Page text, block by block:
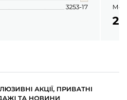
3253-17
АКЦІЇ, ПРИВАТНІ
ТА НОВИНИ